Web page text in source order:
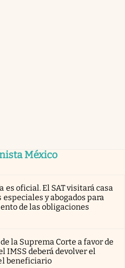
México
es oficial. El SAT visitará casa
especiales y abogados para
de las obligaciones
la Suprema Corte a favor de
IMSS deberá devolver el
beneficiario